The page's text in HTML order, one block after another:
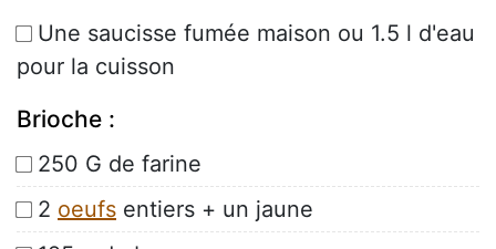
Une saucisse fumée maison ou 1.5 l d'eau
pour la cuisson
Brioche :
250 G de farine
2 oeufs entiers + un jaune